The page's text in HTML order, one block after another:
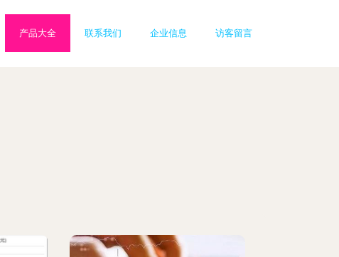
产品大全 联系我们 企业信息 访客留言